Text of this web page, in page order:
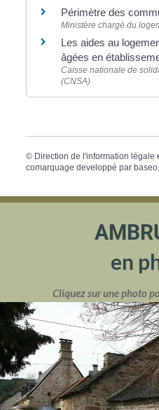
Périmètre des
Ministère chargé du
Les aides au
âgées en
Caisse nationale de
(CNSA)
© Direction de l'information légale
comarquage developpé par
en
Cliquez sur une photo